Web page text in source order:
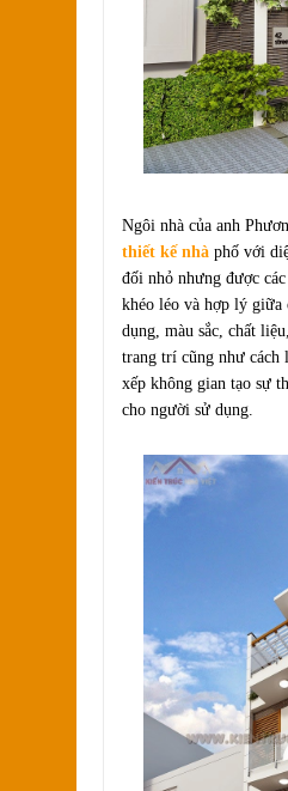
Ngôi nhà của anh
thiết kế nhà phố với
đối nhỏ nhưng được
khéo léo và hợp lý giữa
dụng, màu sắc, chất
trang trí cũng như cách
xếp không gian tạo sự
cho người sử dụng.